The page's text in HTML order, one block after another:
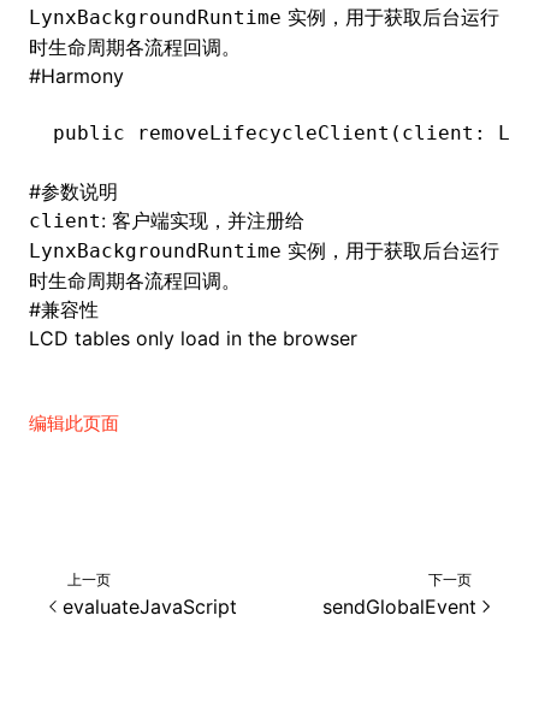
LynxBackgroundRuntime 实例，用于获取后台运行
时生命周期各流程回调。
#Harmony
public removeLifecycleClient (client:
#参数说明
client: 客户端实现，并注册给
LynxBackgroundRuntime 实例，用于获取后台运行
时生命周期各流程回调。
#兼容性
LCD tables only load in the browser
编辑此页面
上一页
evaluateJavaScript
下一页
sendGlobalEvent